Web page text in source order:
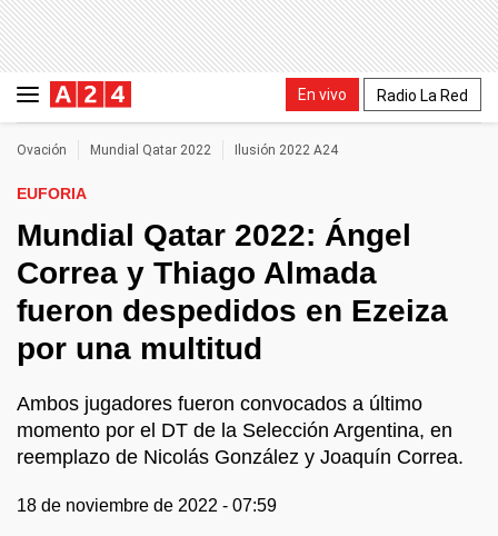
En vivo Radio La Red
Ovación Mundial Qatar 2022 Ilusión 2022 A24
EUFORIA
Mundial Qatar 2022: Ángel
Correa y Thiago Almada
fueron despedidos en Ezeiza
por una multitud
Ambos jugadores fueron convocados a último
momento por el DT de la Selección Argentina, en
reemplazo de Nicolás González y Joaquín Correa.
18 de noviembre de 2022 - 07:59